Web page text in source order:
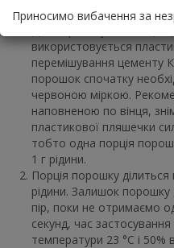
Для перемішування, що
використовується
перемішування цементу
порошок спочатку
червоною міркою.
наповненою по вінця,
пластикової пляшечки
тобто одна порція
1 г рідини.
Порція порошку
рідини. Залишок порошку
пір, поки не отримаємо
секунд, час
температури 23 °С і 50%
Приносимо вибачення за